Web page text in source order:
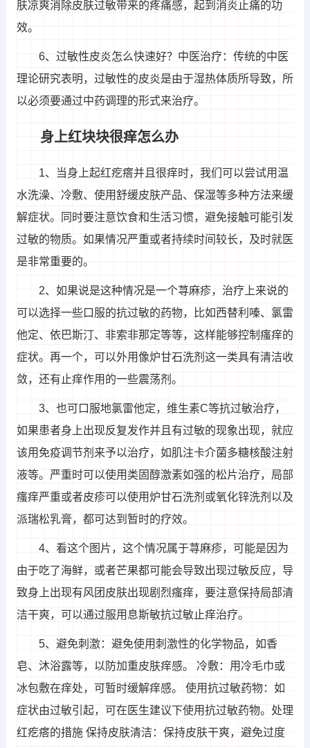
肤凉爽消除皮肤过敏带来的疼痛感，起到消炎止痛的功
效。
6、过敏性皮炎怎么快速好？中医治疗：传统的中医
理论研究表明，过敏性的皮炎是由于湿热体质所导致，所
以必须要通过中药调理的形式来治疗。
身上红块块很痒怎么办
1、当身上起红疙瘩并且很痒时，我们可以尝试用温
水洗澡、冷敷、使用舒缓皮肤产品、保湿等多种方法来缓
解症状。同时要注意饮食和生活习惯，避免接触可能引发
过敏的物质。如果情况严重或者持续时间较长，及时就医
是非常重要的。
2、如果说是这种情况是一个荨麻疹，治疗上来说的
可以选择一些口服的抗过敏的药物，比如西替利嗪、氯雷
他定、依巴斯汀、非索非那定等等，这样能够控制瘙痒的
症状。再一个，可以外用像炉甘石洗剂这一类具有清洁收
敛，还有止痒作用的一些震荡剂。
3、也可口服地氯雷他定，维生素C等抗过敏治疗，
如果患者身上出现反复发作并且有过敏的现象出现，就应
该用免疫调节剂来予以治疗，如肌注卡介菌多糖核酸注射
液等。严重时可以使用类固醇激素如强的松片治疗，局部
瘙痒严重或者皮疹可以使用炉甘石洗剂或氧化锌洗剂以及
派瑞松乳膏，都可达到暂时的疗效。
4、看这个图片，这个情况属于荨麻疹，可能是因为
由于吃了海鲜，或者芒果都可能会导致出现过敏反应，导
致身上出现有风团皮肤出现剧烈瘙痒，要注意保持局部清
洁干爽，可以通过服用息斯敏抗过敏止痒治疗。
5、避免刺激：避免使用刺激性的化学物品，如香
皂、沐浴露等，以防加重皮肤痒感。 冷敷：用冷毛巾或
冰包敷在痒处，可暂时缓解痒感。 使用抗过敏药物：如
症状由过敏引起，可在医生建议下使用抗过敏药物。处理
红疙瘩的措施 保持皮肤清洁：保持皮肤干爽，避免过度